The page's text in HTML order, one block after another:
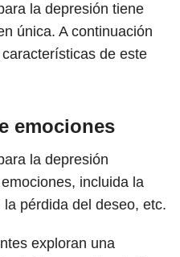
la depresión tiene
única. A continuación
de este
emociones
la depresión
incluida la
pérdida del deseo, etc.
exploran una